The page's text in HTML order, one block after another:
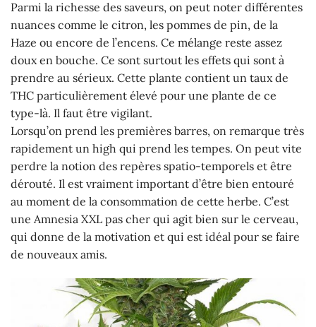
Parmi la richesse des saveurs, on peut noter différentes
nuances comme le citron, les pommes de pin, de la
Haze ou encore de l’encens. Ce mélange reste assez
doux en bouche. Ce sont surtout les effets qui sont à
prendre au sérieux. Cette plante contient un taux de
THC particulièrement élevé pour une plante de ce
type-là. Il faut être vigilant.
Lorsqu’on prend les premières barres, on remarque très
rapidement un high qui prend les tempes. On peut vite
perdre la notion des repères spatio-temporels et être
dérouté. Il est vraiment important d’être bien entouré
au moment de la consommation de cette herbe. C’est
une Amnesia XXL pas cher qui agit bien sur le cerveau,
qui donne de la motivation et qui est idéal pour se faire
de nouveaux amis.